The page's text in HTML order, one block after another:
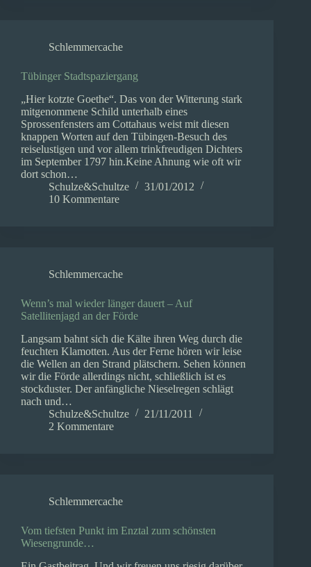
Schlemmercache
Tübinger Stadtspaziergang
„Hier kotzte Goethe“. Das von der Witterung stark
mitgenommene Schild unterhalb eines
Sprossenfensters am Cottahaus weist mit diesen
knappen Worten auf den Tübingen-Besuch des
reiselustigen und vor allem trinkfreudigen Dichters
im September 1797 hin.Keine Ahnung wie oft wir
dort schon…
Schulze&Schultze
31/01/2012
10 Kommentare
Schlemmercache
Wenn’s mal wieder länger dauert – Auf
Satellitenjagd an der Förde
Langsam bahnt sich die Kälte ihren Weg durch die
feuchten Klamotten. Aus der Ferne hören wir leise
die Wellen an den Strand plätschern. Sehen können
wir die Förde allerdings nicht, schließlich ist es
stockduster. Der anfängliche Nieselregen schlägt
nach und…
Schulze&Schultze
21/11/2011
2 Kommentare
Schlemmercache
Vom tiefsten Punkt im Enztal zum schönsten
Wiesengrunde…